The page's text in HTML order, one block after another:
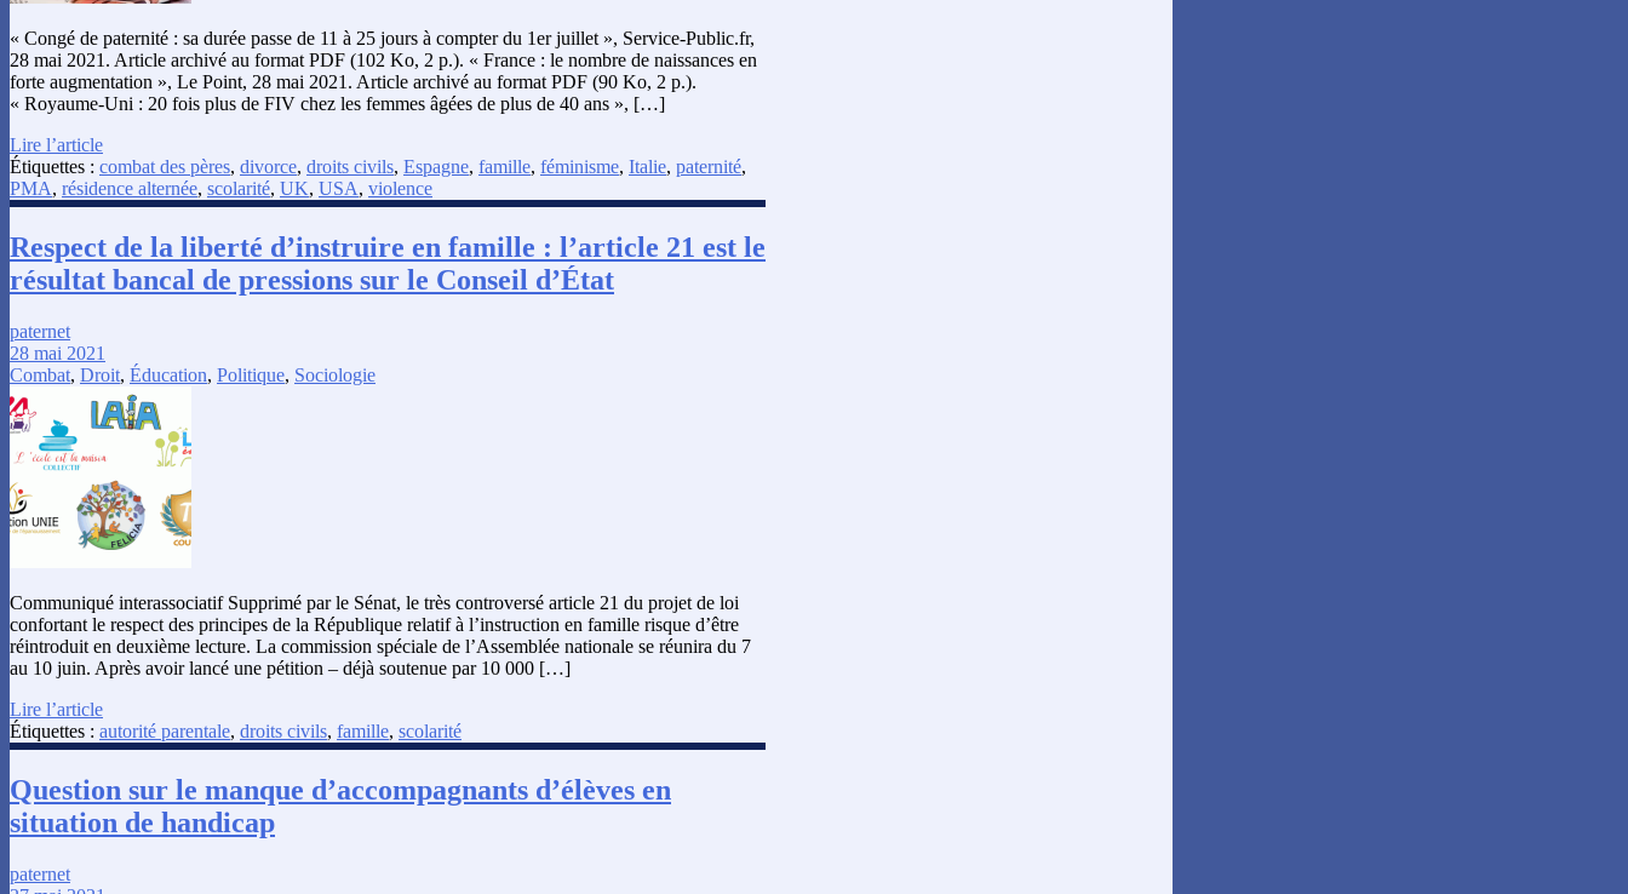
« Congé de paternité : sa durée passe de 11 à 25 jours à compter du 1er juillet », Service-Public.fr,
28 mai 2021. Article archivé au format PDF (102 Ko, 2 p.). « France : le nombre de naissances en
forte augmentation », Le Point, 28 mai 2021. Article archivé au format PDF (90 Ko, 2 p.).
« Royaume-Uni : 20 fois plus de FIV chez les femmes âgées de plus de 40 ans », […]
Lire l’article
Étiquettes : combat des pères, divorce, droits civils, Espagne, famille, féminisme, Italie, paternité,
PMA, résidence alternée, scolarité, UK, USA, violence
Respect de la liberté d’instruire en famille : l’article 21 est le
résultat bancal de pressions sur le Conseil d’État
paternet
28 mai 2021
Combat, Droit, Éducation, Politique, Sociologie
Communiqué interassociatif Supprimé par le Sénat, le très controversé article 21 du projet de loi
confortant le respect des principes de la République relatif à l’instruction en famille risque d’être
réintroduit en deuxième lecture. La commission spéciale de l’Assemblée nationale se réunira du 7
au 10 juin. Après avoir lancé une pétition – déjà soutenue par 10 000 […]
Lire l’article
Étiquettes : autorité parentale, droits civils, famille, scolarité
Question sur le manque d’accompagnants d’élèves en
situation de handicap
paternet